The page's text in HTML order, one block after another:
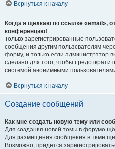
Вернуться к началу
Когда я щёлкаю по ссылке «email»,
конференцию!
Только зарегистрированные
сообщения другим пользователям
форму, и только если администратор
сделано для того, чтобы
системой анонимными
Вернуться к началу
Создание сообщений
Как мне создать новую тему или
Для создания новой темы в форуме
Для размещения сообщения в теме
Возможно, придётся